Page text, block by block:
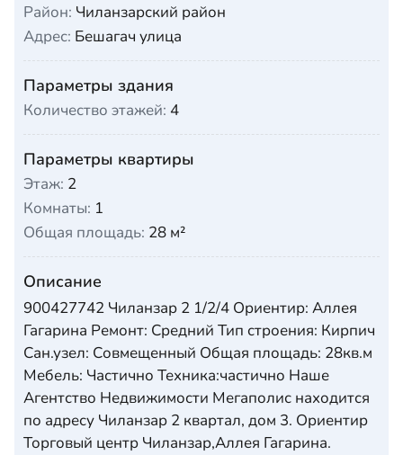
Район: Чиланзарский район
Адрес: Бешагач улица
Параметры здания
Количество этажей: 4
Параметры квартиры
Этаж: 2
Комнаты: 1
Общая площадь: 28 м²
Описание
900427742 Чиланзар 2 1/2/4 Ориентир: Аллея
Гагарина Ремонт: Средний Тип строения: Кирпич
Сан.узел: Совмещенный Общая площадь: 28кв.м
Мебель: Частично Техника:частично Наше
Агентство Недвижимости Мегаполис находится
по адресу Чиланзар 2 квартал, дом 3. Ориентир
Торговый центр Чиланзар,Аллея Гагарина.